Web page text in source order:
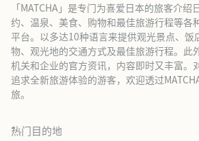
「MATCHA」是专门为喜爱日本的旅客介
约、温泉、美食、购物和最佳旅游行程等各
平台。以多达10种语言来提供观光景点、饭
物、观光地的交通方式及最佳旅游行程。此
机关和企业的官方资讯，内容即时又丰富。
追求全新旅游体验的游客，欢迎透过
旅。
热门目的地